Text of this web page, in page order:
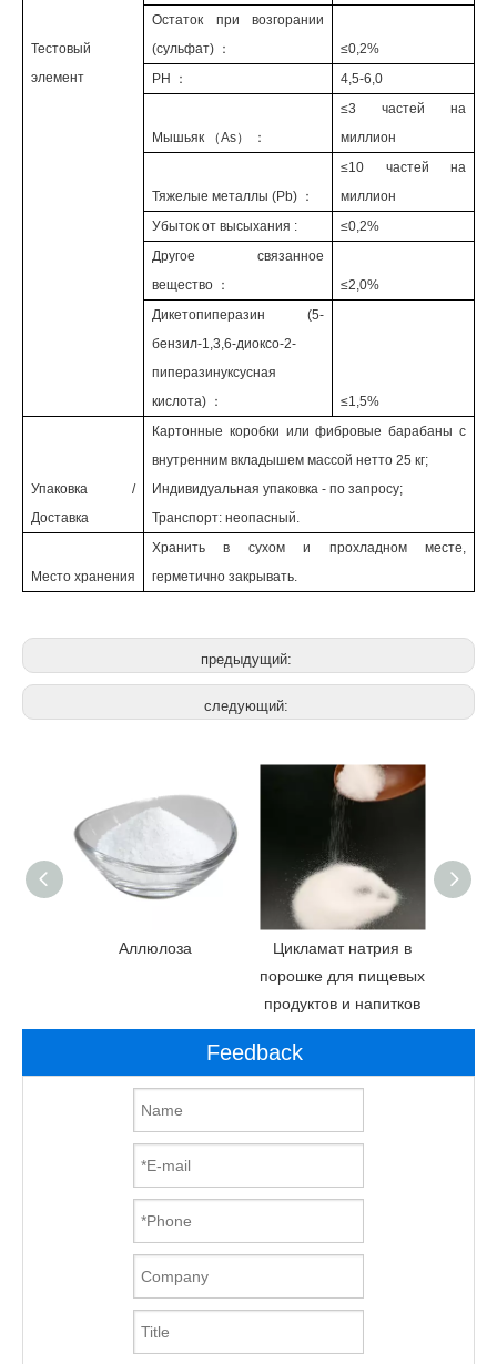
Тестовый
элемент
Остаток при возгорании
(сульфат) ：
≤0,2%
PH ：
4,5-6,0
Мышьяк （As） ：
≤3 частей на
миллион
Тяжелые металлы (Pb) ：
≤10 частей на
миллион
Убыток от высыхания :
≤0,2%
Другое связанное
вещество ：
≤2,0%
Дикетопиперазин (5-
бензил-1,3,6-диоксо-2-
пиперазинуксусная
кислота) ：
≤1,5%
Упаковка /
Доставка
Картонные коробки или фибровые барабаны с
внутренним вкладышем массой нетто 25 кг;
Индивидуальная упаковка - по запросу;
Транспорт: неопасный.
Место хранения
Хранить в сухом и прохладном месте,
герметично закрывать.
предыдущий:
следующий:
Аллюлоза
Цикламат натрия в
порошке для пищевых
продуктов и напитков
Feedback